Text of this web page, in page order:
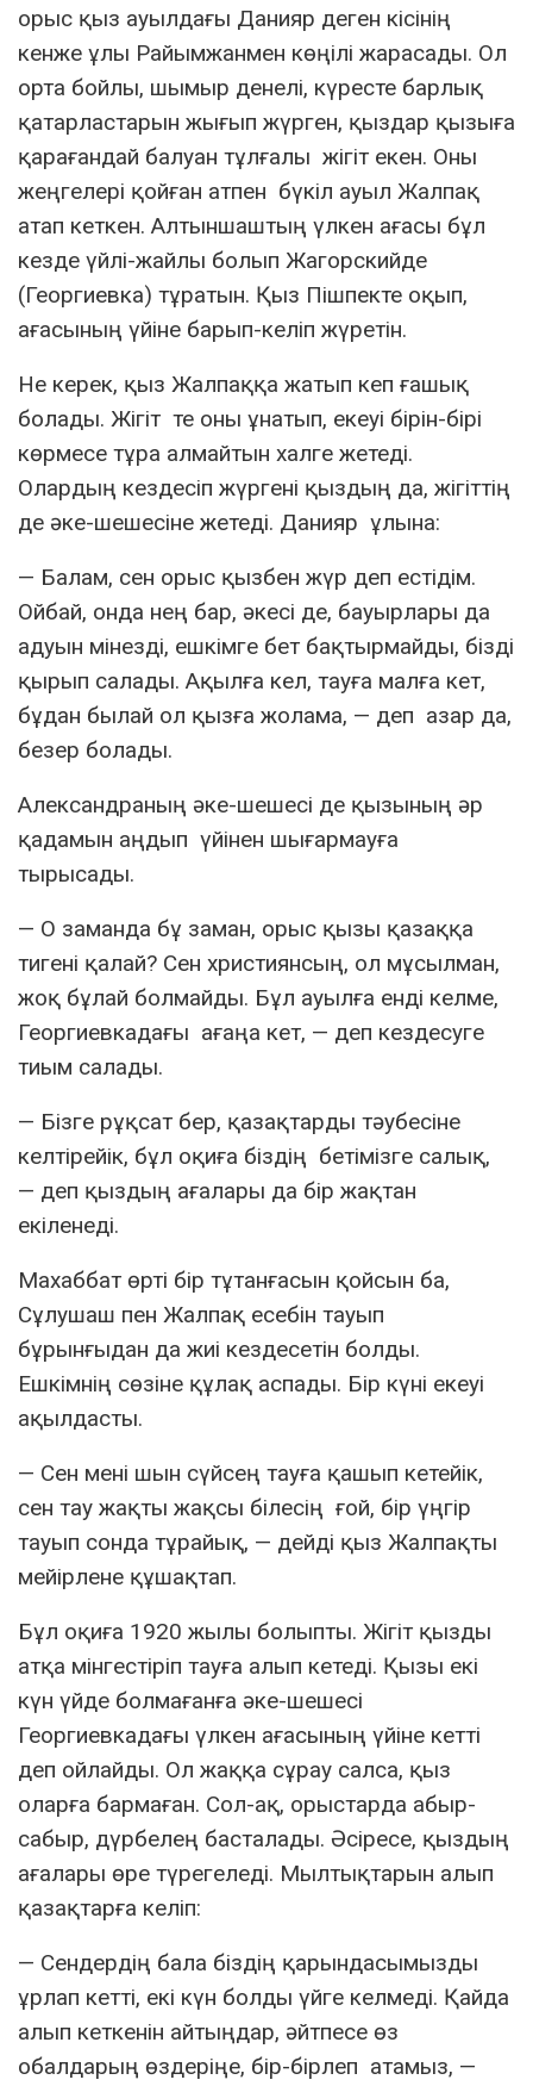
орыс қыз ауылдағы Данияр деген кісінің
кенже ұлы Райымжанмен көңілі жарасады. Ол
орта бойлы, шымыр денелі, күресте барлық
қатарластарын жығып жүрген, қыздар қызыға
қарағандай балуан тұлғалы жігіт екен. Оны
жеңгелері қойған атпен бүкіл ауыл Жалпақ
атап кеткен. Алтыншаштың үлкен ағасы бұл
кезде үйлі-жайлы болып Жагорскийде
(Георгиевка) тұратын. Қыз Пішпекте оқып,
ағасының үйіне барып-келіп жүретін.
Не керек, қыз Жалпаққа жатып кеп ғашық
болады. Жігіт те оны ұнатып, екеуі бірін-бірі
көрмесе тұра алмайтын халге жетеді.
Олардың кездесіп жүргені қыздың да, жігіттің
де әке-шешесіне жетеді. Данияр ұлына:
— Балам, сен орыс қызбен жүр деп естідім.
Ойбай, онда нең бар, әкесі де, бауырлары да
адуын мінезді, ешкімге бет бақтырмайды, бізді
қырып салады. Ақылға кел, тауға малға кет,
бұдан былай ол қызға жолама, — деп азар да,
безер болады.
Александраның әке-шешесі де қызының әр
қадамын аңдып үйінен шығармауға
тырысады.
— О заманда бұ заман, орыс қызы қазаққа
тигені қалай? Сен християнсың, ол мұсылман,
жоқ бұлай болмайды. Бұл ауылға енді келме,
Георгиевкадағы ағаңа кет, — деп кездесуге
тиым салады.
— Бізге рұқсат бер, қазақтарды тәубесіне
келтірейік, бұл оқиға біздің бетімізге салық,
— деп қыздың ағалары да бір жақтан
екіленеді.
Махаббат өрті бір тұтанғасын қойсын ба,
Сұлушаш пен Жалпақ есебін тауып
бұрынғыдан да жиі кездесетін болды.
Ешкімнің сөзіне құлақ аспады. Бір күні екеуі
ақылдасты.
— Сен мені шын сүйсең тауға қашып кетейік,
сен тау жақты жақсы білесің ғой, бір үңгір
тауып сонда тұрайық, — дейді қыз Жалпақты
мейірлене құшақтап.
Бұл оқиға 1920 жылы болыпты. Жігіт қызды
атқа мінгестіріп тауға алып кетеді. Қызы екі
күн үйде болмағанға әке-шешесі
Георгиевкадағы үлкен ағасының үйіне кетті
деп ойлайды. Ол жаққа сұрау салса, қыз
оларға бармаған. Сол-ақ, орыстарда абыр-
сабыр, дүрбелең басталады. Әсіресе, қыздың
ағалары өре түрегеледі. Мылтықтарын алып
қазақтарға келіп:
— Сендердің бала біздің қарындасымызды
ұрлап кетті, екі күн болды үйге келмеді. Қайда
алып кеткенін айтыңдар, әйтпесе өз
обалдарың өздеріңе, бір-бірлеп атамыз, —